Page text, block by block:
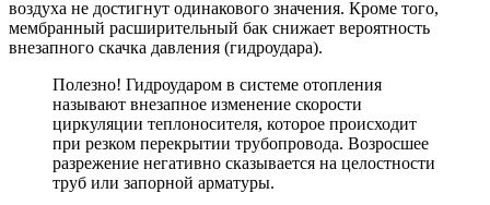
воздуха не достигнут одинакового значения. Кроме того,
мембранный расширительный бак снижает вероятность
внезапного скачка давления (гидроудара).
Полезно! Гидроударом в системе отопления
называют внезапное изменение скорости
циркуляции теплоносителя, которое происходит
при резком перекрытии трубопровода. Возросшее
разрежение негативно сказывается на целостности
труб или запорной арматуры.